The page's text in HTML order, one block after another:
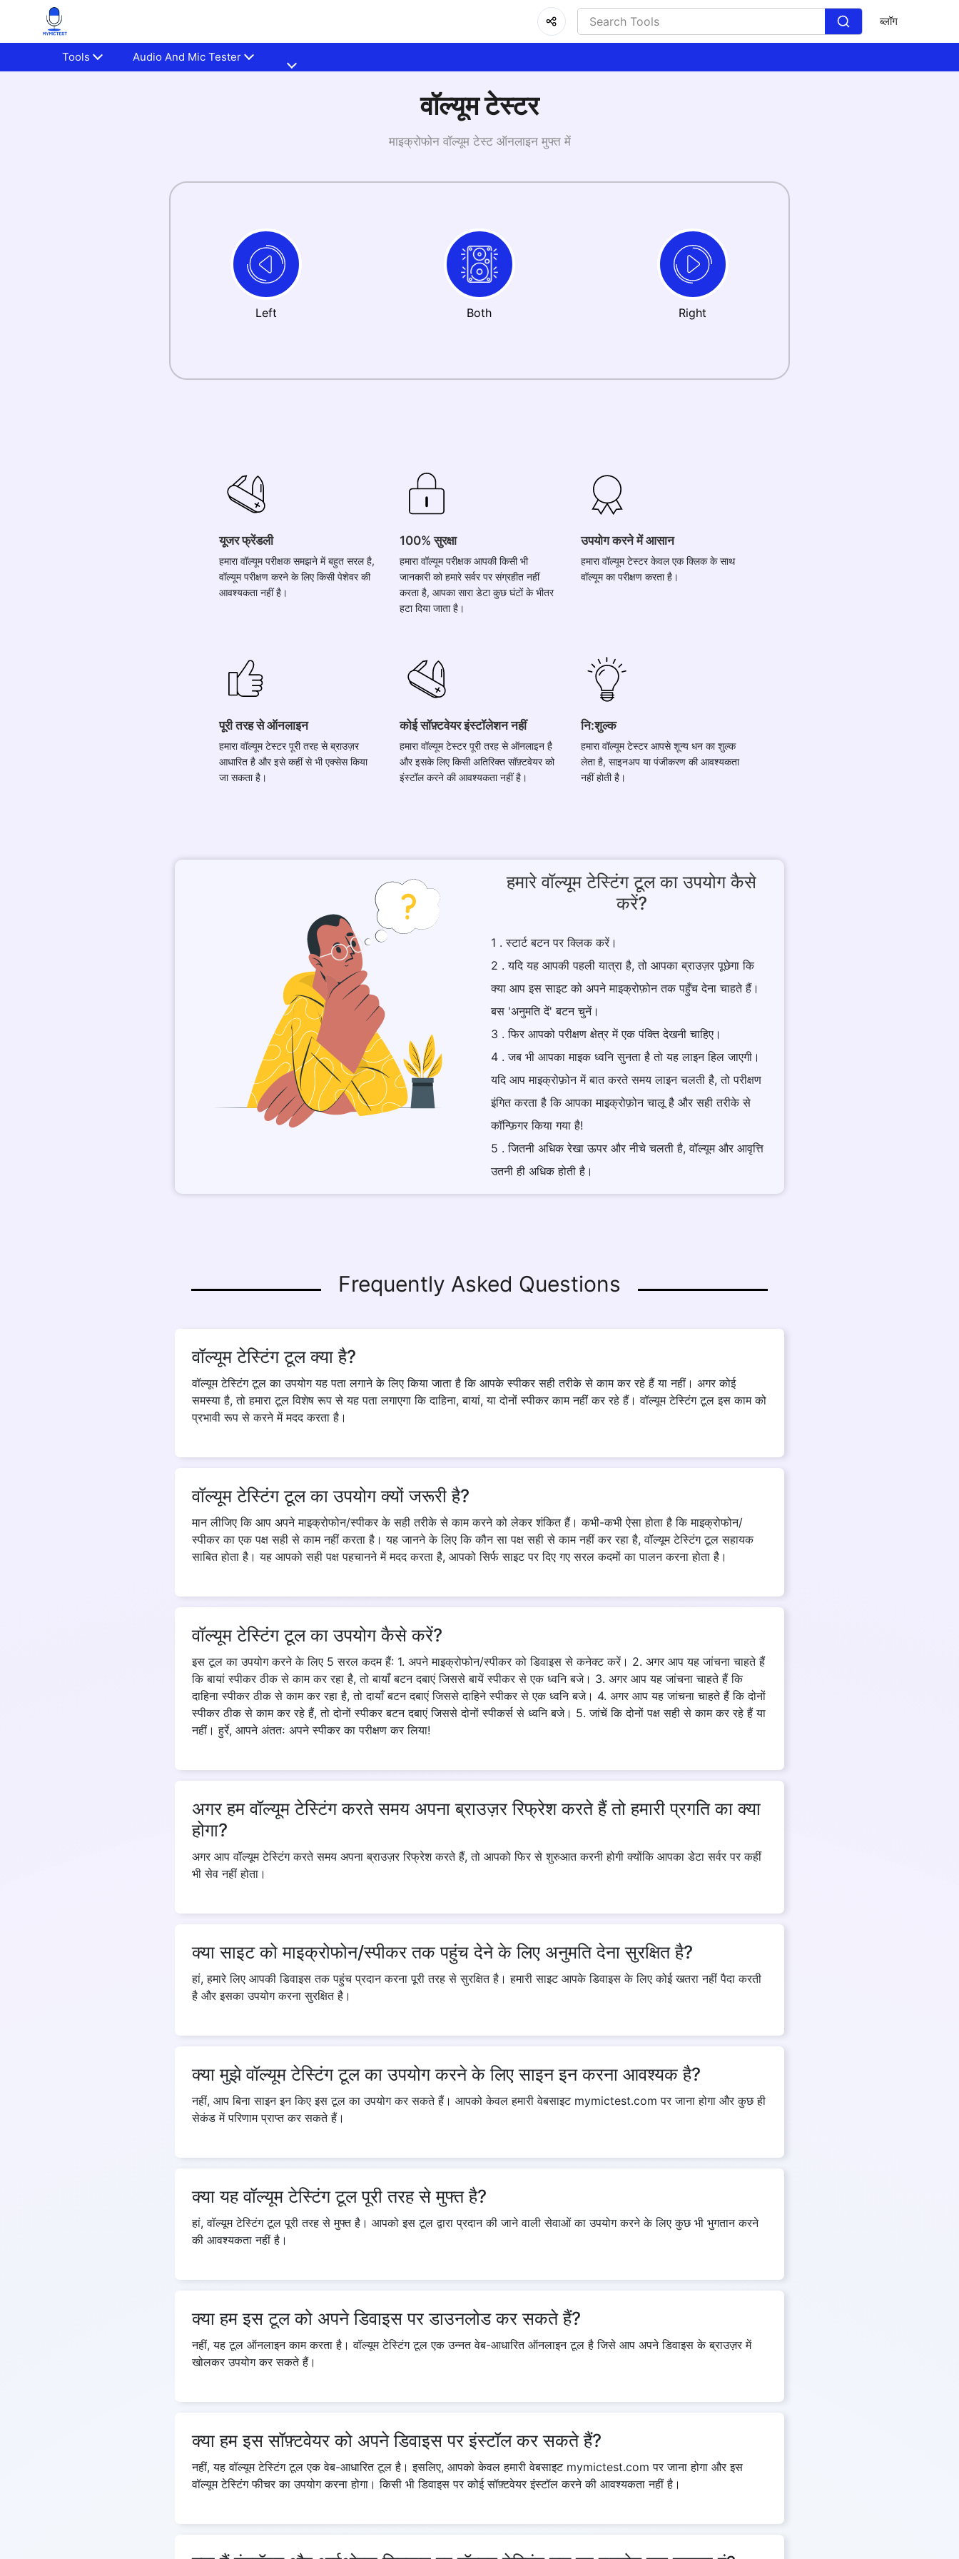
ब्लॉग
Copy Link
Tools Audio And Mic Tester
वॉल्यूम टेस्टर
माइक्रोफोन वॉल्यूम टेस्ट ऑनलाइन मुफ्त में
Left Both Right
यूजर फ्रेंडली
हमारा वॉल्यूम परीक्षक समझने में बहुत सरल है,
वॉल्यूम परीक्षण करने के लिए किसी पेशेवर की
आवश्यकता नहीं है।
100% सुरक्षा
हमारा वॉल्यूम परीक्षक आपकी किसी भी
जानकारी को हमारे सर्वर पर संग्रहीत नहीं
करता है, आपका सारा डेटा कुछ घंटों के भीतर
हटा दिया जाता है।
उपयोग करने में आसान
हमारा वॉल्यूम टेस्टर केवल एक क्लिक के साथ
वॉल्यूम का परीक्षण करता है।
पूरी तरह से ऑनलाइन
हमारा वॉल्यूम टेस्टर पूरी तरह से ब्राउज़र
आधारित है और इसे कहीं से भी एक्सेस किया
जा सकता है।
कोई सॉफ़्टवेयर इंस्टॉलेशन नहीं
हमारा वॉल्यूम टेस्टर पूरी तरह से ऑनलाइन है
और इसके लिए किसी अतिरिक्त सॉफ़्टवेयर को
इंस्टॉल करने की आवश्यकता नहीं है।
नि:शुल्क
हमारा वॉल्यूम टेस्टर आपसे शून्य धन का शुल्क
लेता है, साइनअप या पंजीकरण की आवश्यकता
नहीं होती है।
हमारे वॉल्यूम टेस्टिंग टूल का उपयोग कैसे
करें?
1 . स्टार्ट बटन पर क्लिक करें।
2 . यदि यह आपकी पहली यात्रा है, तो आपका ब्राउज़र पूछेगा कि
क्या आप इस साइट को अपने माइक्रोफ़ोन तक पहुँच देना चाहते हैं।
बस 'अनुमति दें' बटन चुनें।
3 . फिर आपको परीक्षण क्षेत्र में एक पंक्ति देखनी चाहिए।
4 . जब भी आपका माइक ध्वनि सुनता है तो यह लाइन हिल जाएगी।
यदि आप माइक्रोफ़ोन में बात करते समय लाइन चलती है, तो परीक्षण
इंगित करता है कि आपका माइक्रोफ़ोन चालू है और सही तरीके से
कॉन्फ़िगर किया गया है!
5 . जितनी अधिक रेखा ऊपर और नीचे चलती है, वॉल्यूम और आवृत्ति
उतनी ही अधिक होती है।
Frequently Asked Questions
वॉल्यूम टेस्टिंग टूल क्या है?
वॉल्यूम टेस्टिंग टूल का उपयोग यह पता लगाने के लिए किया जाता है कि आपके स्पीकर सही तरीके से काम कर रहे हैं या नहीं। अगर कोई
समस्या है, तो हमारा टूल विशेष रूप से यह पता लगाएगा कि दाहिना, बायां, या दोनों स्पीकर काम नहीं कर रहे हैं। वॉल्यूम टेस्टिंग टूल इस काम को
प्रभावी रूप से करने में मदद करता है।
वॉल्यूम टेस्टिंग टूल का उपयोग क्यों जरूरी है?
मान लीजिए कि आप अपने माइक्रोफोन/स्पीकर के सही तरीके से काम करने को लेकर शंकित हैं। कभी-कभी ऐसा होता है कि माइक्रोफोन/
स्पीकर का एक पक्ष सही से काम नहीं करता है। यह जानने के लिए कि कौन सा पक्ष सही से काम नहीं कर रहा है, वॉल्यूम टेस्टिंग टूल सहायक
साबित होता है। यह आपको सही पक्ष पहचानने में मदद करता है, आपको सिर्फ साइट पर दिए गए सरल कदमों का पालन करना होता है।
वॉल्यूम टेस्टिंग टूल का उपयोग कैसे करें?
इस टूल का उपयोग करने के लिए 5 सरल कदम हैं: 1. अपने माइक्रोफोन/स्पीकर को डिवाइस से कनेक्ट करें। 2. अगर आप यह जांचना चाहते हैं
कि बायां स्पीकर ठीक से काम कर रहा है, तो बायाँ बटन दबाएं जिससे बायें स्पीकर से एक ध्वनि बजे। 3. अगर आप यह जांचना चाहते हैं कि
दाहिना स्पीकर ठीक से काम कर रहा है, तो दायाँ बटन दबाएं जिससे दाहिने स्पीकर से एक ध्वनि बजे। 4. अगर आप यह जांचना चाहते हैं कि दोनों
स्पीकर ठीक से काम कर रहे हैं, तो दोनों स्पीकर बटन दबाएं जिससे दोनों स्पीकर्स से ध्वनि बजे। 5. जांचें कि दोनों पक्ष सही से काम कर रहे हैं या
नहीं। हुर्रे, आपने अंततः अपने स्पीकर का परीक्षण कर लिया!
अगर हम वॉल्यूम टेस्टिंग करते समय अपना ब्राउज़र रिफ्रेश करते हैं तो हमारी प्रगति का क्या
होगा?
अगर आप वॉल्यूम टेस्टिंग करते समय अपना ब्राउज़र रिफ्रेश करते हैं, तो आपको फिर से शुरुआत करनी होगी क्योंकि आपका डेटा सर्वर पर कहीं
भी सेव नहीं होता।
क्या साइट को माइक्रोफोन/स्पीकर तक पहुंच देने के लिए अनुमति देना सुरक्षित है?
हां, हमारे लिए आपकी डिवाइस तक पहुंच प्रदान करना पूरी तरह से सुरक्षित है। हमारी साइट आपके डिवाइस के लिए कोई खतरा नहीं पैदा करती
है और इसका उपयोग करना सुरक्षित है।
क्या मुझे वॉल्यूम टेस्टिंग टूल का उपयोग करने के लिए साइन इन करना आवश्यक है?
नहीं, आप बिना साइन इन किए इस टूल का उपयोग कर सकते हैं। आपको केवल हमारी वेबसाइट mymictest.com पर जाना होगा और कुछ ही
सेकंड में परिणाम प्राप्त कर सकते हैं।
क्या यह वॉल्यूम टेस्टिंग टूल पूरी तरह से मुफ्त है?
हां, वॉल्यूम टेस्टिंग टूल पूरी तरह से मुफ्त है। आपको इस टूल द्वारा प्रदान की जाने वाली सेवाओं का उपयोग करने के लिए कुछ भी भुगतान करने
की आवश्यकता नहीं है।
क्या हम इस टूल को अपने डिवाइस पर डाउनलोड कर सकते हैं?
नहीं, यह टूल ऑनलाइन काम करता है। वॉल्यूम टेस्टिंग टूल एक उन्नत वेब-आधारित ऑनलाइन टूल है जिसे आप अपने डिवाइस के ब्राउज़र में
खोलकर उपयोग कर सकते हैं।
क्या हम इस सॉफ़्टवेयर को अपने डिवाइस पर इंस्टॉल कर सकते हैं?
नहीं, यह वॉल्यूम टेस्टिंग टूल एक वेब-आधारित टूल है। इसलिए, आपको केवल हमारी वेबसाइट mymictest.com पर जाना होगा और इस
वॉल्यूम टेस्टिंग फीचर का उपयोग करना होगा। किसी भी डिवाइस पर कोई सॉफ़्टवेयर इंस्टॉल करने की आवश्यकता नहीं है।